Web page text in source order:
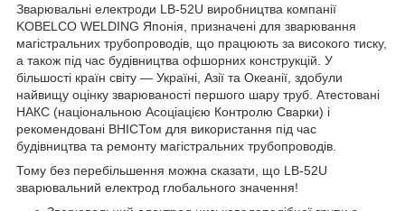
Зварювальні електроди LB-52U виробництва компанії
KOBELCO WELDING Японія, призначені для зварювання
магістральних трубопроводів, що працюють за високого тиску,
а також під час будівництва офшорних конструкцій. У
більшості країн світу — Україні, Азії та Океанії, здобули
найвищу оцінку зварюваності першого шару труб. Атестовані
НАКС (національною Асоціацією Контролю Сварки) і
рекомендовані ВНІСТом для використання під час
будівництва та ремонту магістральних трубопроводів.
Тому без перебільшення можна сказати, що LB-52U
зварювальний електрод глобального значення!